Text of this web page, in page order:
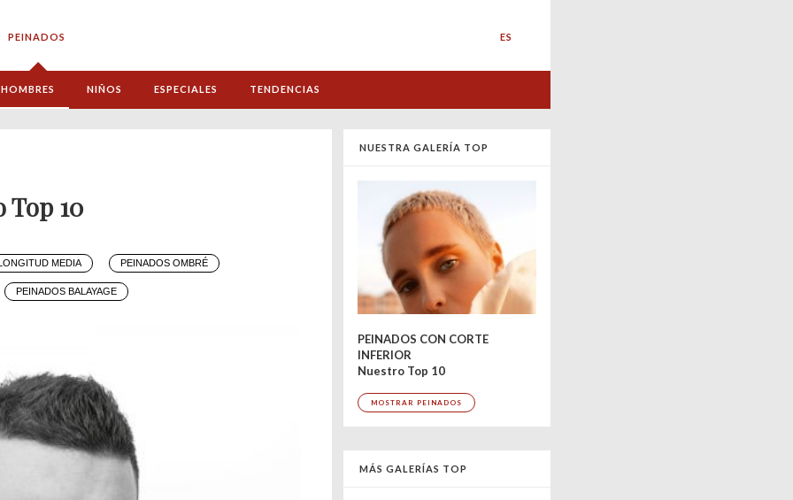
PEINADOS ES
HOMBRES NIÑOS ESPECIALES TENDENCIAS
10
MEDIA PEINADOS OMBRÉ
PEINADOS BALAYAGE
NUESTRA GALERÍA TOP
PEINADOS CON CORTE
INFERIOR
Nuestro Top 10
MOSTRAR PEINADOS
MÁS GALERÍAS TOP